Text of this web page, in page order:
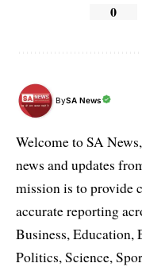
0
BySA News
Welcome to SA
news and updates
mission is to provide
accurate reporting
Business, Education,
Politics, Science,